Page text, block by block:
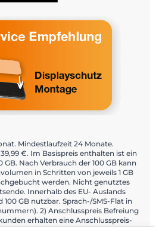
Mindestlaufzeit 24 Monate.
€. Im Basispreis enthalten ist ein
Nach Verbrauch der 100 GB kann
in Schritten von jeweils 1 GB
werden. Nicht genutztes
Innerhalb des EU- Auslands
GB nutzbar. Sprach-/SMS-Flat in
2) Anschlusspreis Befreiung
erhalten eine Anschlusspreis-